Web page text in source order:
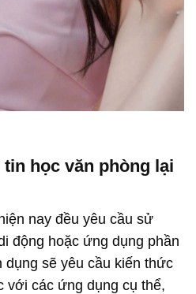
học văn phòng lại
nay đều yêu cầu sử
động hoặc ứng dụng phần
dụng sẽ yêu cầu kiến ​​thức
với các ứng dụng cụ thể,